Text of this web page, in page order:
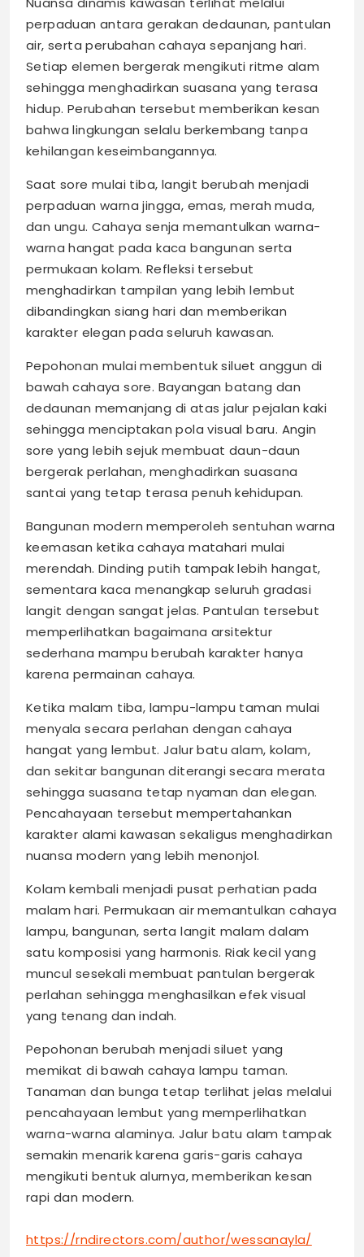
perpaduan antara gerakan dedaunan, pantulan
air, serta perubahan cahaya sepanjang hari.
Setiap elemen bergerak mengikuti ritme alam
sehingga menghadirkan suasana yang terasa
hidup. Perubahan tersebut memberikan kesan
bahwa lingkungan selalu berkembang tanpa
kehilangan keseimbangannya.
Saat sore mulai tiba, langit berubah menjadi
perpaduan warna jingga, emas, merah muda,
dan ungu. Cahaya senja memantulkan warna-
warna hangat pada kaca bangunan serta
permukaan kolam. Refleksi tersebut
menghadirkan tampilan yang lebih lembut
dibandingkan siang hari dan memberikan
karakter elegan pada seluruh kawasan.
Pepohonan mulai membentuk siluet anggun di
bawah cahaya sore. Bayangan batang dan
dedaunan memanjang di atas jalur pejalan kaki
sehingga menciptakan pola visual baru. Angin
sore yang lebih sejuk membuat daun-daun
bergerak perlahan, menghadirkan suasana
santai yang tetap terasa penuh kehidupan.
Bangunan modern memperoleh sentuhan warna
keemasan ketika cahaya matahari mulai
merendah. Dinding putih tampak lebih hangat,
sementara kaca menangkap seluruh gradasi
langit dengan sangat jelas. Pantulan tersebut
memperlihatkan bagaimana arsitektur
sederhana mampu berubah karakter hanya
karena permainan cahaya.
Ketika malam tiba, lampu-lampu taman mulai
menyala secara perlahan dengan cahaya
hangat yang lembut. Jalur batu alam, kolam,
dan sekitar bangunan diterangi secara merata
sehingga suasana tetap nyaman dan elegan.
Pencahayaan tersebut mempertahankan
karakter alami kawasan sekaligus menghadirkan
nuansa modern yang lebih menonjol.
Kolam kembali menjadi pusat perhatian pada
malam hari. Permukaan air memantulkan cahaya
lampu, bangunan, serta langit malam dalam
satu komposisi yang harmonis. Riak kecil yang
muncul sesekali membuat pantulan bergerak
perlahan sehingga menghasilkan efek visual
yang tenang dan indah.
Pepohonan berubah menjadi siluet yang
memikat di bawah cahaya lampu taman.
Tanaman dan bunga tetap terlihat jelas melalui
pencahayaan lembut yang memperlihatkan
warna-warna alaminya. Jalur batu alam tampak
semakin menarik karena garis-garis cahaya
mengikuti bentuk alurnya, memberikan kesan
rapi dan modern.
https://rndirectors.com/author/wessanayla/